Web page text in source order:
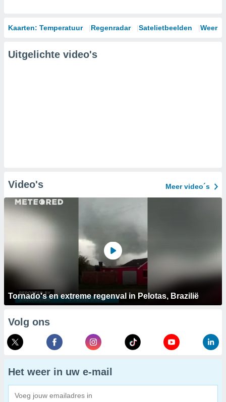
Kaarten: Temperatuur Regenradar Satelietbeelden
Uitgelichte video's
Video's Meer video´s
Tornado's en extreme regenval in Pelotas, Brazilië
Volg ons
Het weer in uw e-mail